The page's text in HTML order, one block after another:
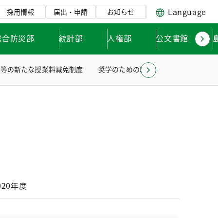
採用情報 届出・申請 お知らせ Language
防災部 統計部 人権部 公文書館
の新たな授業料減免制度 奨学のための給付金
年度